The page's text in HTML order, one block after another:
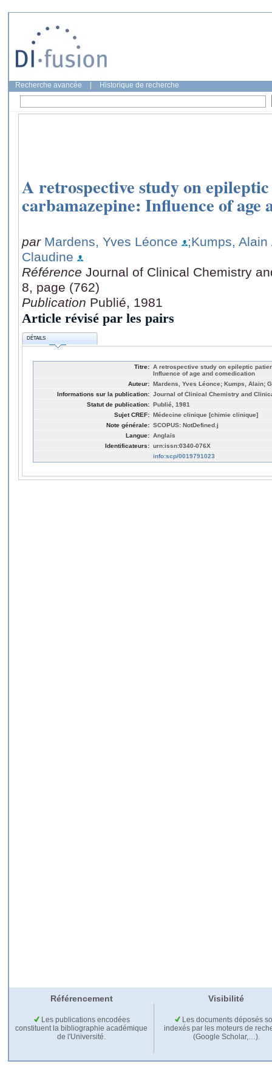
Recherche avancée Historique de recherche
A retrospective study on
carbamazepine: Influence of age
par Mardens, Yves Léonce
;Kumps, Alain
Claudine
Référence Journal of Clinical Chemistry
8, page (762)
Publication Publié, 1981
Article révisé par les pairs
DÉTAILS
Titre: A retrospective study on epileptic
Influence of age and comedication
Auteur: Mardens, Yves Léonce; Kumps, Alain;
Informations sur la publication: Journal of Clinical Chemistry and
Statut de publication: Publié, 1981
Sujet CREF: Médecine clinique [chimie clinique]
Note générale: SCOPUS: NotDefined.j
Langue: Anglais
Identificateurs: urn:issn:0340-076X
info:scp/0019791023
Référencement Visibilité
Les publications encodées
constituent la bibliographie académique
de l'Université.
Les documents déposés
indexés par les moteurs de
(Google Scholar,…).